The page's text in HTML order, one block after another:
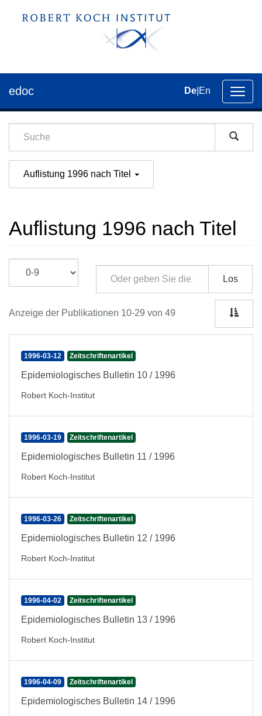
der
edoc De En
Auflistung 1996 nach Titel
Auflistung 1996 nach Titel
Los
Anzeige der Publikationen 10-29 von 49
1996-03-12 Zeitschriftenartikel
Epidemiologisches Bulletin 10 / 1996
Robert Koch-Institut
1996-03-19 Zeitschriftenartikel
Epidemiologisches Bulletin 11 / 1996
Robert Koch-Institut
1996-03-26 Zeitschriftenartikel
Epidemiologisches Bulletin 12 / 1996
Robert Koch-Institut
1996-04-02 Zeitschriftenartikel
Epidemiologisches Bulletin 13 / 1996
Robert Koch-Institut
1996-04-09 Zeitschriftenartikel
Epidemiologisches Bulletin 14 / 1996